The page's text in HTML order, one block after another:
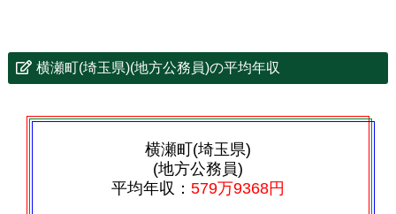
横瀬町(埼玉県)(地方公務員)の平均年収
横瀬町(埼玉県)
(地方公務員)
平均年収： 579万9368円